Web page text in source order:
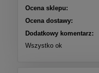
Ocena sklepu:
Ocena dostawy:
Dodatkowy komentarz:
Wszystko ok